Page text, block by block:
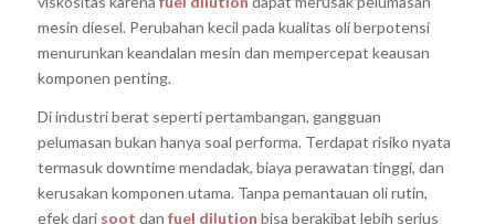
mesin diesel. Perubahan kecil pada kualitas oli berpotensi
menurunkan keandalan mesin dan mempercepat keausan
komponen penting.
Di industri berat seperti pertambangan, gangguan
pelumasan bukan hanya soal performa. Terdapat risiko nyata
termasuk downtime mendadak, biaya perawatan tinggi, dan
kerusakan komponen utama. Tanpa pemantauan oli rutin,
efek dari soot dan fuel dilution bisa berakibat lebih serius